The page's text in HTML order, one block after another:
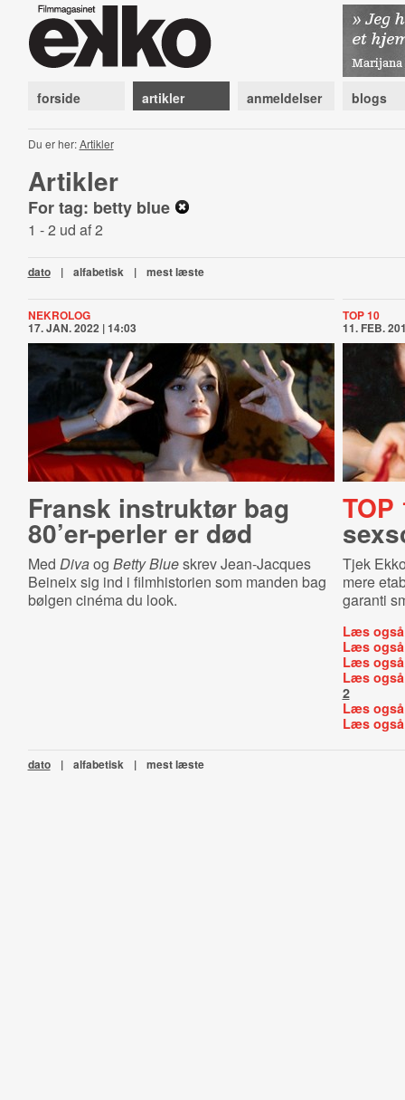
forside artikler anmeldelser blogs
Du er her:Artikler
Artikler
For tag: betty blue
1 - 2 ud af 2
dato | alfabetisk | mest læste
NEKROLOG
17. JAN. 2022 | 14:03
Fransk instruktør bag
80’er-perler er død
Med Divaog Betty Blueskrev Jean-Jacques
Beineix sig ind i filmhistorien som manden bag
bølgen cinéma du look.
TOP 10
11. FEB.
TOP
Tjek
mere
garanti
Læs
Læs
Læs
Læs
2
Læs
Læs
dato | alfabetisk | mest læste